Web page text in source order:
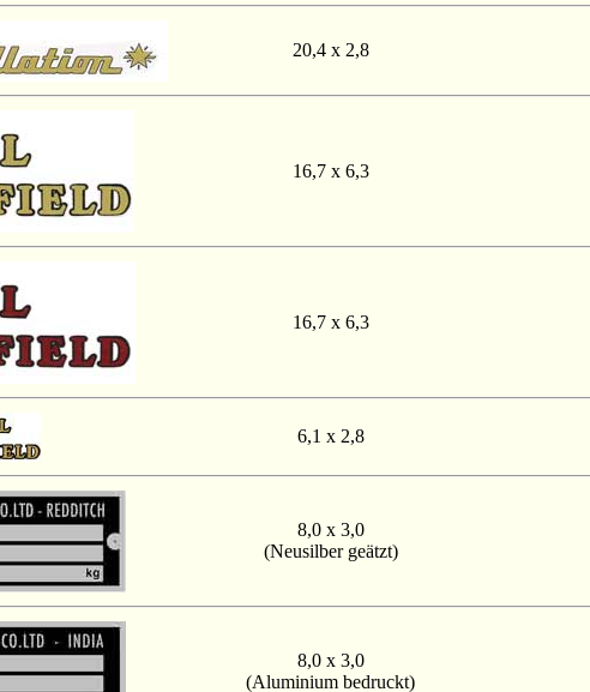
20,4 x 2,8
16,7 x 6,3
16,7 x 6,3
6,1 x 2,8
8,0 x 3,0
(Neusilber geätzt)
8,0 x 3,0
(Aluminium bedruckt)